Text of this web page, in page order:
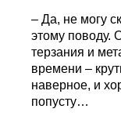
– Да, не могу
этому поводу.
терзания и
времени –
наверное, и
попусту…